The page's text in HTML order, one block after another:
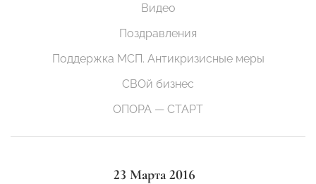
Видео
Поздравления
Поддержка МСП. Антикризисные меры
СВОй бизнес
ОПОРА — СТАРТ
23 Марта 2016